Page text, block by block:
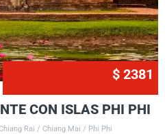
$ 2381
CON ISLAS PHI PHI
Rai / Chiang Mai / Phi Phi